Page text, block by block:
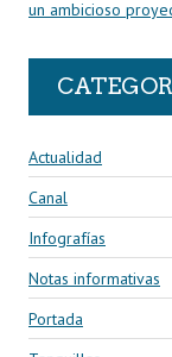
un ambicioso
Actualidad
Canal
Infografías
Notas informativas
Portada